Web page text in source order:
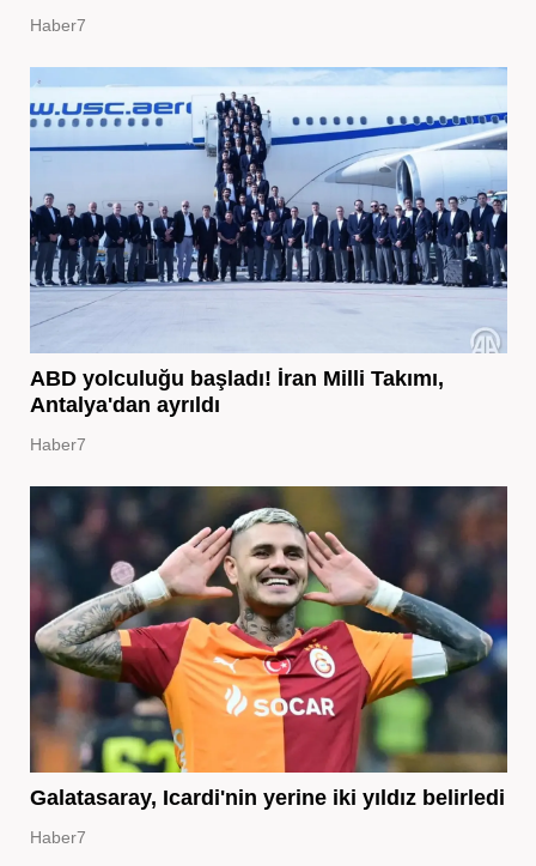
Haber7
ABD yolculuğu başladı! İran Milli Takımı,
Antalya'dan ayrıldı
Haber7
Galatasaray, Icardi'nin yerine iki yıldız belirledi
Haber7